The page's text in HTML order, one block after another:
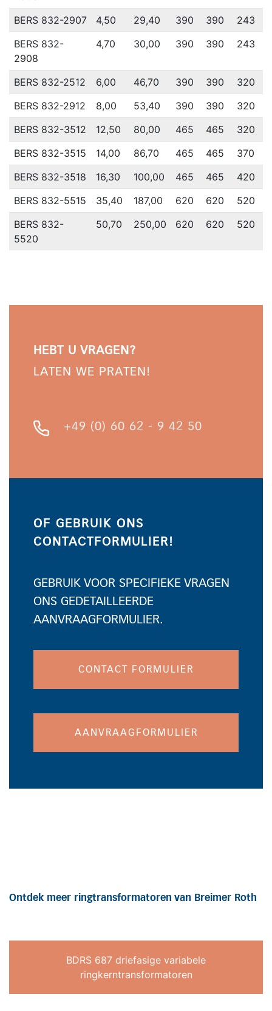
BERS 832-2907
4,50 29,40 390 390
243
BERS 832-
2908
4,70 30,00 390 390 243
BERS 832-2512 6,00 46,70 390 390
320
BERS 832-2912
8,00 53,40 390 390
320
BERS 832-3512
12,50 80,00 465 465
320
BERS 832-3515
14,00 86,70 465 465
370
BERS 832-3518
16,30 100,00 465 465
420
BERS 832-5515
35,40 187,00 620 620
520
BERS 832-
5520
50,70 250,00 620 620 520
HEBT U VRAGEN?
LATEN WE PRATEN!
+49 (0) 60 62 - 9 42 50
OF GEBRUIK ONS
CONTACTFORMULIER!
GEBRUIK VOOR SPECIFIEKE VRAGEN
ONS GEDETAILLEERDE
AANVRAAGFORMULIER.
CONTACT FORMULIER
AANVRAAGFORMULIER
Ontdek meer ringtransformatoren van Breimer Roth
BDRS 687 driefasige variabele
ringkerntransformatoren